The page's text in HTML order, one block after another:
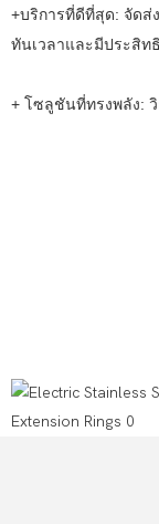
+บริการที่ดีที่สุด: จัดส่
ทันเวลาและมีประสิท
+ โซลูชันที่ทรงพลัง: